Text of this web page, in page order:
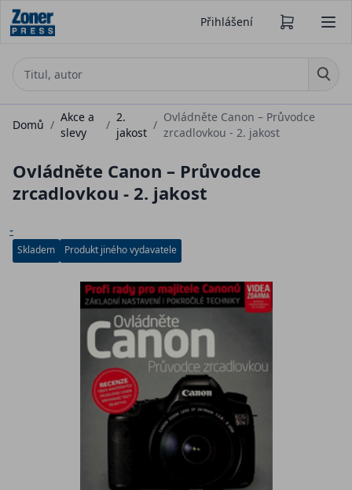
Přihlášení
Domů /
Akce a
slevy
/
2.
jakost
/
Ovládněte Canon – Průvodce
zrcadlovkou - 2. jakost
Ovládněte Canon – Průvodce
zrcadlovkou - 2. jakost
-
Skladem Produkt jiného vydavatele